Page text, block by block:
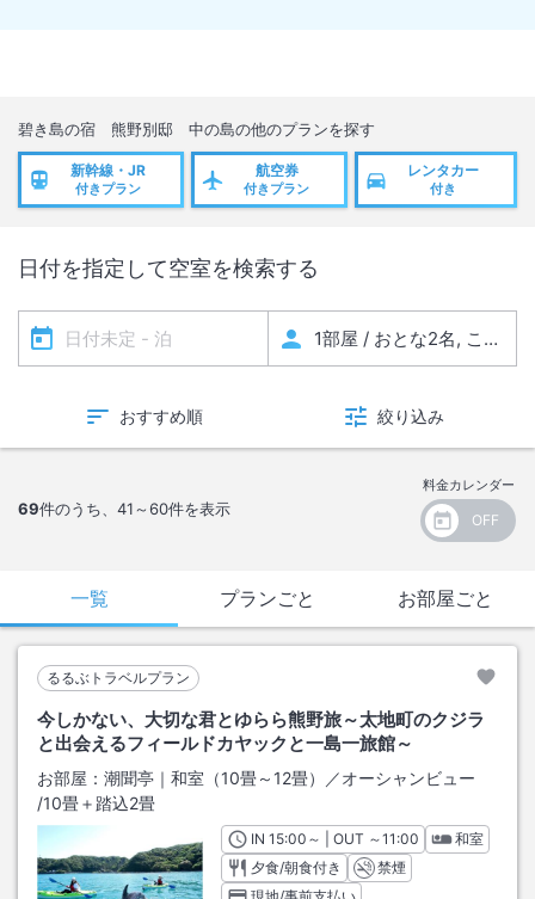
碧き島の宿 熊野別邸 中の島の他のプランを探す
新幹線・JR
付きプラン
航空券
付きプラン
レンタカー
付き
日付を指定して空室を検索する
おすすめ順 絞り込み
69件のうち、 41～60件を表示
料金カレンダー
一覧 プランごと お部屋ごと
るるぶトラベルプラン
今しかない、大切な君とゆらら熊野旅～太地町のクジラ
と出会えるフィールドカヤックと一島一旅館～
お部屋： 潮聞亭｜和室（10畳～12畳）／オーシャンビュー
/10畳＋踏込2畳
INチェックイン
15:00 ～ | OUT チェックアウト
～11:00
和室
夕食/朝食付き
禁煙